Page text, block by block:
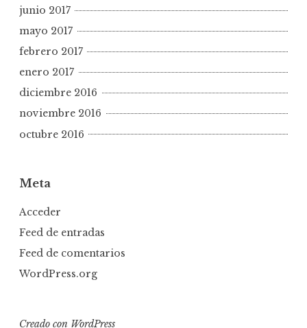
junio 2017
mayo 2017
febrero 2017
enero 2017
diciembre 2016
noviembre 2016
octubre 2016
Meta
Acceder
Feed de entradas
Feed de comentarios
WordPress.org
Creado con WordPress